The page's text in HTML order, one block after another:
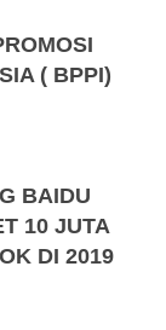
( BPPI)
BAIDU
10 JUTA
DI 2019